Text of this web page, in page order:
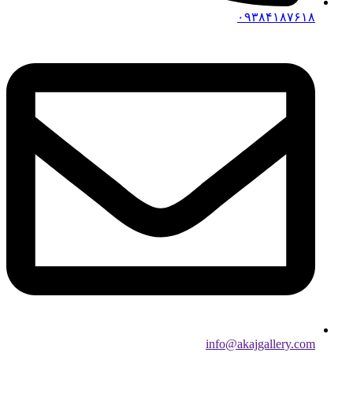
۰۹۳۸۴۱۸۷۶۱۸
info@akajgallery.com